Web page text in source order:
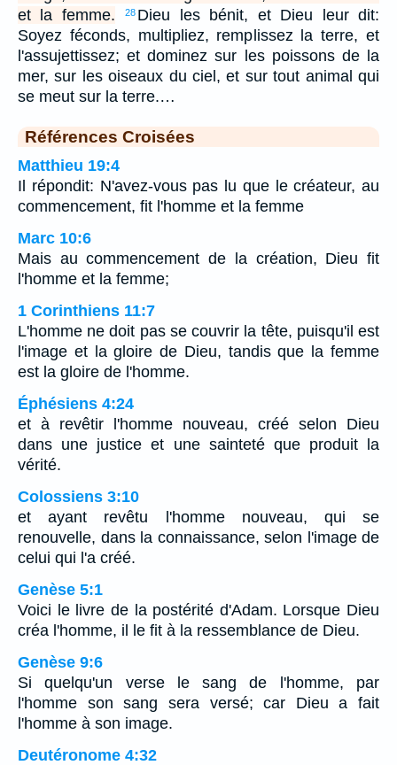
et la femme.
28 Dieu les bénit, et Dieu leur dit:
Soyez féconds, multipliez, remplissez la terre, et
l'assujettissez; et dominez sur les poissons de la
mer, sur les oiseaux du ciel, et sur tout animal qui
se meut sur la terre.…
Références Croisées
Matthieu 19:4
Il répondit: N'avez-vous pas lu que le créateur, au
commencement, fit l'homme et la femme
Marc 10:6
Mais au commencement de la création, Dieu fit
l'homme et la femme;
1 Corinthiens 11:7
L'homme ne doit pas se couvrir la tête, puisqu'il est
l'image et la gloire de Dieu, tandis que la femme
est la gloire de l'homme.
Éphésiens 4:24
et à revêtir l'homme nouveau, créé selon Dieu
dans une justice et une sainteté que produit la
vérité.
Colossiens 3:10
et ayant revêtu l'homme nouveau, qui se
renouvelle, dans la connaissance, selon l'image de
celui qui l'a créé.
Genèse 5:1
Voici le livre de la postérité d'Adam. Lorsque Dieu
créa l'homme, il le fit à la ressemblance de Dieu.
Genèse 9:6
Si quelqu'un verse le sang de l'homme, par
l'homme son sang sera versé; car Dieu a fait
l'homme à son image.
Deutéronome 4:32